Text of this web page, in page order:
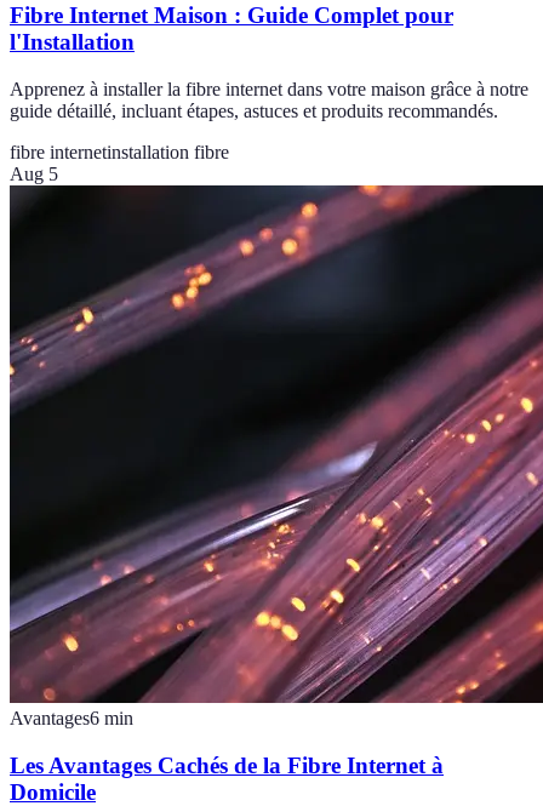
Fibre Internet Maison : Guide Complet pour
l'Installation
Apprenez à installer la fibre internet dans votre maison grâce à notre
guide détaillé, incluant étapes, astuces et produits recommandés.
fibre internetinstallation fibre
Aug 5
Avantages6 min
Les Avantages Cachés de la Fibre Internet à
Domicile